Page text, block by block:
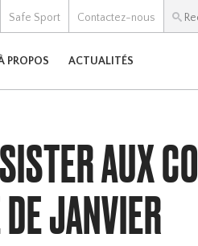
Safe Sport Contactez-nous
PROPOS ACTUALITÉS
AUX
JANVIER